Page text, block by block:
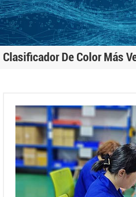
Clasificador De Color Más